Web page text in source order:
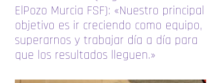
ElPozo Murcia FSF): «Nuestro principal
objetivo es ir creciendo como equipo,
superarnos y trabajar día a día para
que los resultados lleguen.»